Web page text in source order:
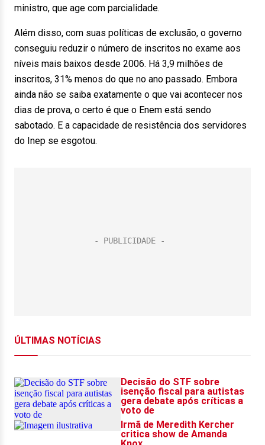
ministro, que age com parcialidade.
Além disso, com suas políticas de exclusão, o governo
conseguiu reduzir o número de inscritos no exame aos
níveis mais baixos desde 2006. Há 3,9 milhões de
inscritos, 31% menos do que no ano passado. Embora
ainda não se saiba exatamente o que vai acontecer nos
dias de prova, o certo é que o Enem está sendo
sabotado. E a capacidade de resistência dos servidores
do Inep se esgotou.